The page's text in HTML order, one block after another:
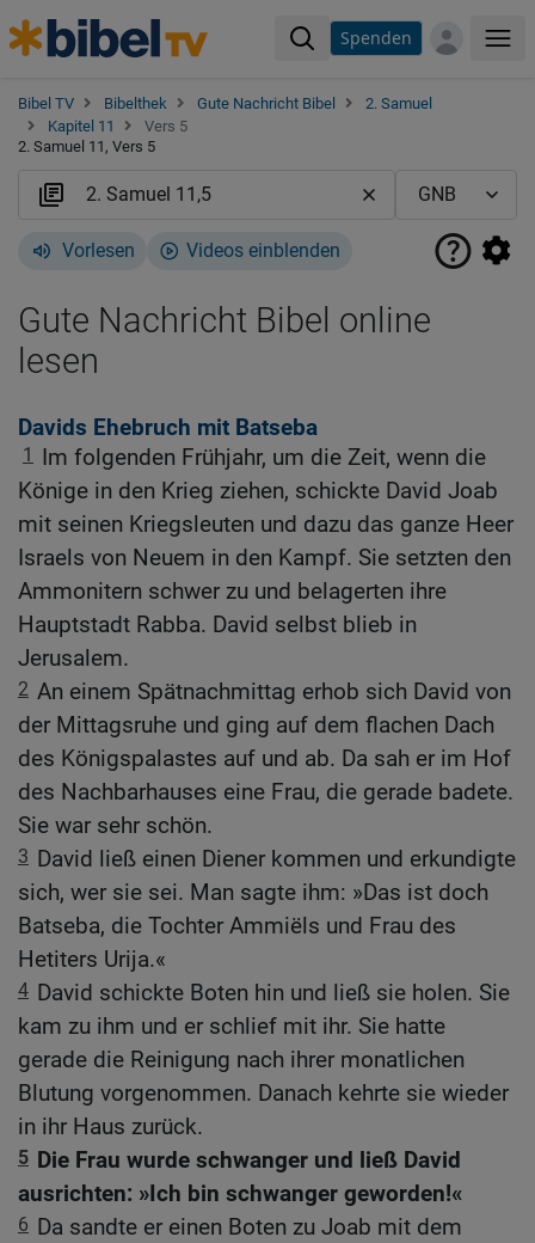
Spenden
Bibel TV Bibelthek Gute Nachricht Bibel
2. Samuel
Kapitel 11
Vers 5
2. Samuel 11, Vers 5
Vorlesen Videos einblenden
Gute Nachricht Bibel online
lesen
Davids Ehebruch mit Batseba
1
Im folgenden Frühjahr, um die Zeit, wenn die
Könige in den Krieg ziehen, schickte David Joab
mit seinen Kriegsleuten und dazu das ganze Heer
Israels von Neuem in den Kampf. Sie setzten den
Ammonitern schwer zu und belagerten ihre
Hauptstadt Rabba. David selbst blieb in
Jerusalem.
2 An einem Spätnachmittag erhob sich David von
der Mittagsruhe und ging auf dem flachen Dach
des Königspalastes auf und ab. Da sah er im Hof
des Nachbarhauses eine Frau, die gerade badete.
Sie war sehr schön.
3 David ließ einen Diener kommen und erkundigte
sich, wer sie sei. Man sagte ihm: »Das ist doch
Batseba, die Tochter Ammiëls und Frau des
Hetiters Urija.«
4 David schickte Boten hin und ließ sie holen. Sie
kam zu ihm und er schlief mit ihr. Sie hatte
gerade die Reinigung nach ihrer monatlichen
Blutung vorgenommen. Danach kehrte sie wieder
in ihr Haus zurück.
5 Die Frau wurde schwanger und ließ David
ausrichten: »Ich bin schwanger geworden!«
6 Da sandte er einen Boten zu Joab mit dem